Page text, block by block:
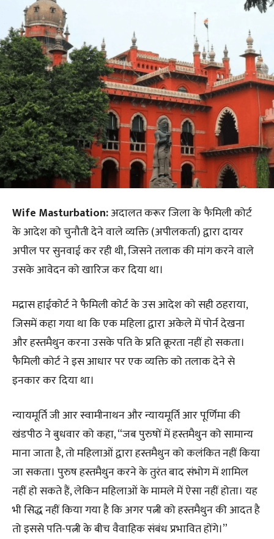
Wife Masturbation:अदालत करूर जिला के फैमिली कोर्ट
के आदेश को चुनौती देने वाले व्यक्ति (अपीलकर्ता) द्वारा दायर
अपील पर सुनवाई कर रही थी, जिसने तलाक की मांग करने वाले
उसके आवेदन को खारिज कर दिया था।
मद्रास हाईकोर्ट ने फैमिली कोर्ट के उस आदेश को सही ठहराया,
जिसमें कहा गया था कि एक महिला द्वारा अकेले में पोर्न देखना
और हस्तमैथुन करना उसके पति के प्रति क्रूरता नहीं हो सकता।
फैमिली कोर्ट ने इस आधार पर एक व्यक्ति को तलाक देने से
इनकार कर दिया था।
न्यायमूर्ति जी आर स्वामीनाथन और न्यायमूर्ति आर पूर्णिमा की
खंडपीठ ने बुधवार को कहा, “जब पुरुषों में हस्तमैथुन को सामान्य
माना जाता है, तो महिलाओं द्वारा हस्तमैथुन को कलंकित नहीं किया
जा सकता। पुरुष हस्तमैथुन करने के तुरंत बाद संभोग में शामिल
नहीं हो सकते हैं, लेकिन महिलाओं के मामले में ऐसा नहीं होता। यह
भी सिद्ध नहीं किया गया है कि अगर पत्नी को हस्तमैथुन की आदत है
तो इससे पति-पत्नी के बीच वैवाहिक संबंध प्रभावित होंगे।”